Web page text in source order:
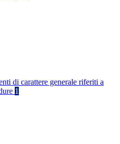
di carattere generale riferiti a
1